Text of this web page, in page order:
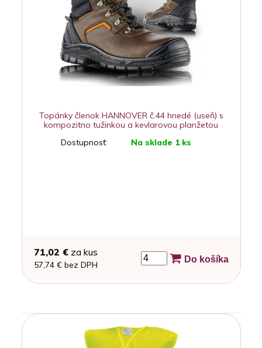
Topánky členok HANNOVER č.44 hnedé (useň) s
kompozitno tužinkou a kevlarovou planžetou
Dostupnosť:
Na sklade 1 ks
71,02 €za kus
57,74 € bez DPH
Do košíka